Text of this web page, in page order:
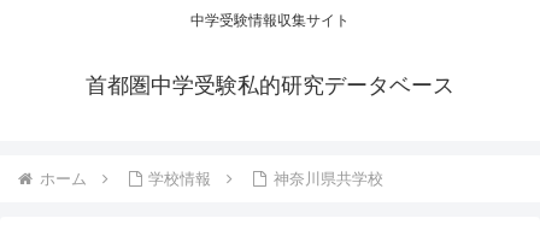
中学受験情報収集サイト
首都圏中学受験私的研究データベース
ホーム 学校情報 神奈川県共学校